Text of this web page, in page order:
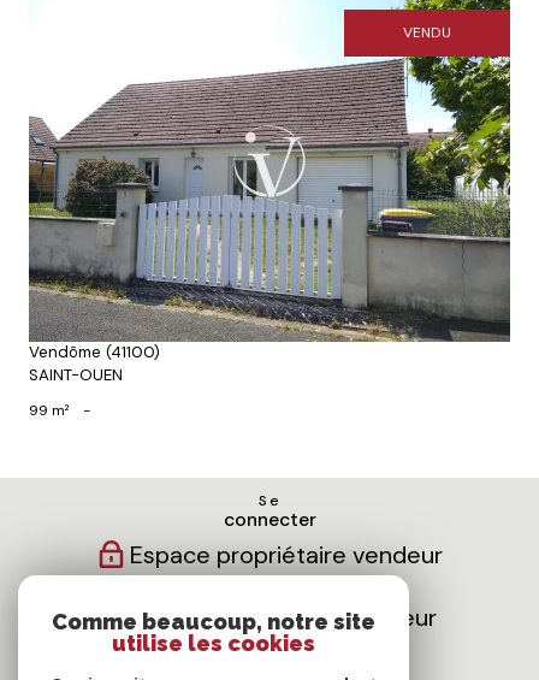
VENDU
Voir le bien
Vendôme (41100)
SAINT-OUEN
99 m² -
Se
connecter
Espace propriétaire vendeur
Espace propriétaire bailleur
Comme beaucoup, notre site
utilise les cookies